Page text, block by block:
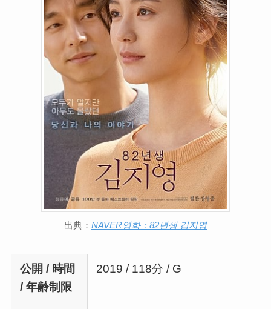
出典： NAVER영화：82년생 김지영
公開 / 時間
/ 年齢制限
2019 / 118分 / G